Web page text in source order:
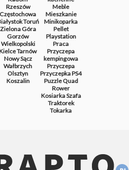
Rzeszów
Częstochowa
Toruń
Zielona Góra
Gorzów
Wielkopolski
Tarnów
Nowy Sącz
Wałbrzych
Olsztyn
Koszalin
Meble
Mieszkanie
Minikoparka
Pellet
Playstation
Praca
Przyczepa
kempingowa
Przyczepa
PrzyczepkaPS4
PuzzleQuad
Rower
KosiarkaSzafa
Traktorek
Tokarka